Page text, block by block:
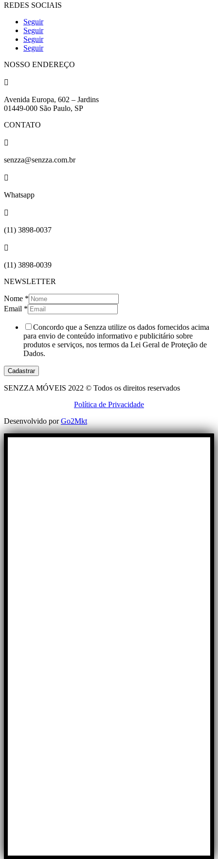
REDES SOCIAIS
Seguir
Seguir
Seguir
Seguir
NOSSO ENDEREÇO

Avenida Europa, 602 – Jardins
01449-000 São Paulo, SP
CONTATO

senzza@senzza.com.br

Whatsapp

(11) 3898-0037

(11) 3898-0039
NEWSLETTER
Nome *
Email *
Concordo que a Senzza utilize os dados fornecidos acima
para envio de conteúdo informativo e publicitário sobre
produtos e serviços, nos termos da Lei Geral de Proteção de
Dados.
Cadastrar
SENZZA MÓVEIS 2022 © Todos os direitos reservados
Política de Privacidade
Desenvolvido porGo2Mkt